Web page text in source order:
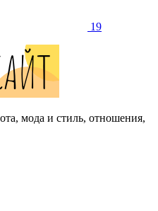
19
мода и стиль, отношения,